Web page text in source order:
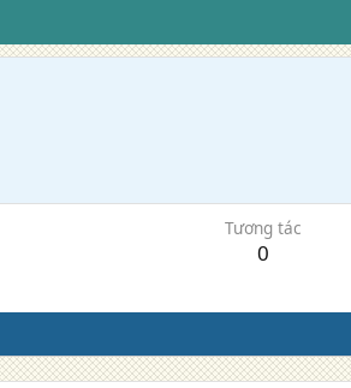
Tương tác
0